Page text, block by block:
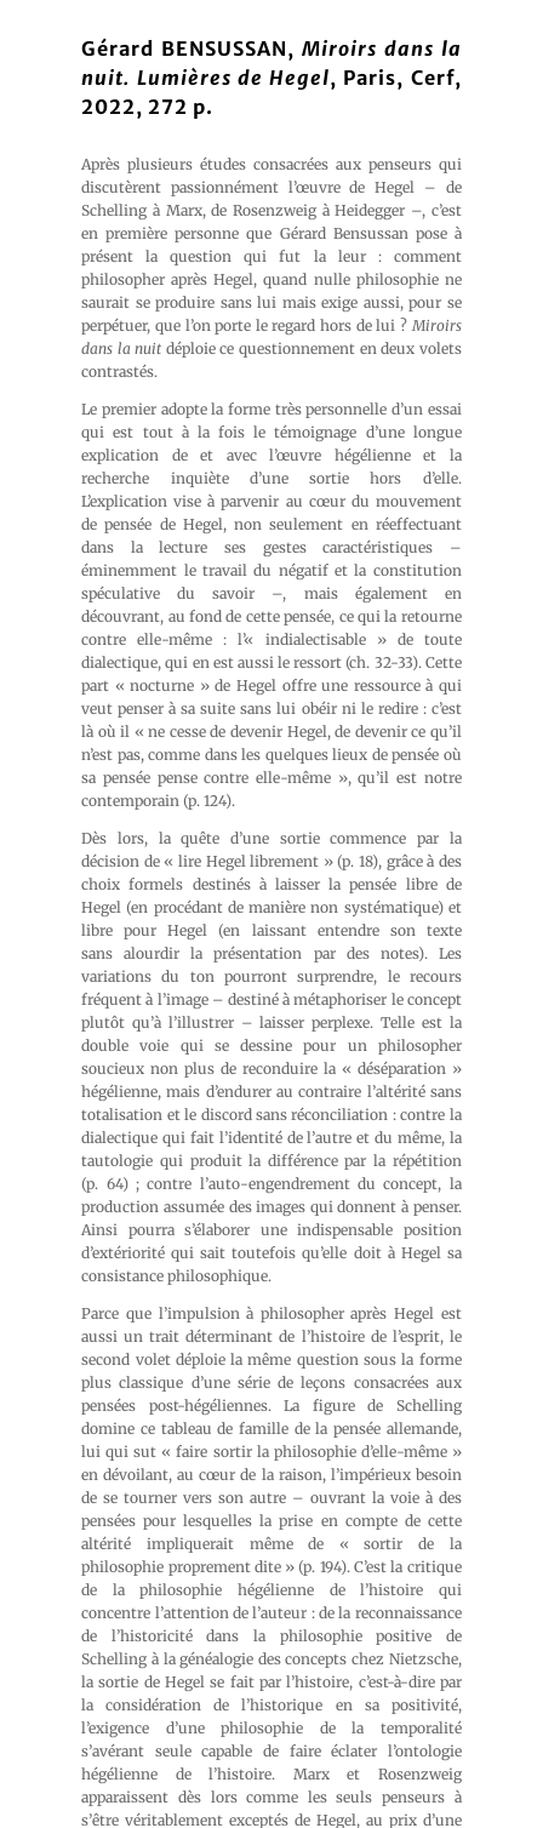
Gérard BENSUSSAN, Miroirs dans la
nuit. Lumières de Hegel, Paris, Cerf,
2022, 272 p.
Après plusieurs études consacrées aux penseurs qui
discutèrent passionnément l’œuvre de Hegel – de
Schelling à Marx, de Rosenzweig à Heidegger –, c’est
en première personne que Gérard Bensussan pose à
présent la question qui fut la leur : comment
philosopher après Hegel, quand nulle philosophie ne
saurait se produire sans lui mais exige aussi, pour se
perpétuer, que l’on porte le regard hors de lui ?Miroirs
dans la nuit déploie ce questionnement en deux volets
contrastés.
Le premier adopte la forme très personnelle d’un essai
qui est tout à la fois le témoignage d’une longue
explication de et avec l’œuvre hégélienne et la
recherche inquiète d’une sortie hors d’elle.
L’explication vise à parvenir au cœur du mouvement
de pensée de Hegel, non seulement en réeffectuant
dans la lecture ses gestes caractéristiques –
éminemment le travail du négatif et la constitution
spéculative du savoir –, mais également en
découvrant, au fond de cette pensée, ce qui la retourne
contre elle-même : l’« indialectisable » de toute
dialectique, qui en est aussi le ressort (ch. 32-33). Cette
part « nocturne » de Hegel offre une ressource à qui
veut penser à sa suite sans lui obéir ni le redire : c’est
là où il « ne cesse de devenir Hegel, de devenir ce qu’il
n’est pas, comme dans les quelques lieux de pensée où
sa pensée pense contre elle-même », qu’il est notre
contemporain (p. 124).
Dès lors, la quête d’une sortie commence par la
décision de « lire Hegel librement » (p. 18), grâce à des
choix formels destinés à laisser la pensée libre de
Hegel (en procédant de manière non systématique) et
libre pour Hegel (en laissant entendre son texte
sans alourdir la présentation par des notes). Les
variations du ton pourront surprendre, le recours
fréquent à l’image – destiné à métaphoriser le concept
plutôt qu’à l’illustrer – laisser perplexe. Telle est la
double voie qui se dessine pour un philosopher
soucieux non plus de reconduire la « déséparation »
hégélienne, mais d’endurer au contraire l’altérité sans
totalisation et le discord sans réconciliation : contre la
dialectique qui fait l’identité de l’autre et du même, la
tautologie qui produit la différence par la répétition
(p. 64) ; contre l’auto-engendrement du concept, la
production assumée des images qui donnent à penser.
Ainsi pourra s’élaborer une indispensable position
d’extériorité qui sait toutefois qu’elle doit à Hegel sa
consistance philosophique.
Parce que l’impulsion à philosopher après Hegel est
aussi un trait déterminant de l’histoire de l’esprit, le
second volet déploie la même question sous la forme
plus classique d’une série de leçons consacrées aux
pensées post-hégéliennes. La figure de Schelling
domine ce tableau de famille de la pensée allemande,
lui qui sut « faire sortir la philosophie d’elle-même »
en dévoilant, au cœur de la raison, l’impérieux besoin
de se tourner vers son autre – ouvrant la voie à des
pensées pour lesquelles la prise en compte de cette
altérité impliquerait même de « sortir de la
philosophie proprement dite » (p. 194). C’est la critique
de la philosophie hégélienne de l’histoire qui
concentre l’attention de l’auteur : de la reconnaissance
de l’historicité dans la philosophie positive de
Schelling à la généalogie des concepts chez Nietzsche,
la sortie de Hegel se fait par l’histoire, c’est-à-dire par
la considération de l’historique en sa positivité,
l’exigence d’une philosophie de la temporalité
s’avérant seule capable de faire éclater l’ontologie
hégélienne de l’histoire. Marx et Rosenzweig
apparaissent dès lors comme les seuls penseurs à
s’être véritablement exceptés de Hegel, au prix d’une